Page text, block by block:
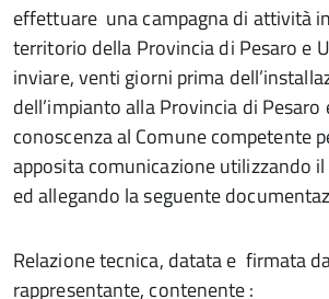
effettuare una campagna di attività
territorio della Provincia di Pesaro e
inviare, venti giorni prima
dell’impianto alla Provincia di Pesaro
conoscenza al Comune competente
apposita comunicazione utilizzando
ed allegando la seguente
Relazione tecnica, datata e firmata
rappresentante, contenente :